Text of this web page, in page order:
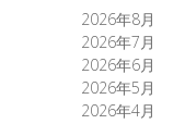
2026年8月
2026年7月
2026年6月
2026年5月
2026年4月